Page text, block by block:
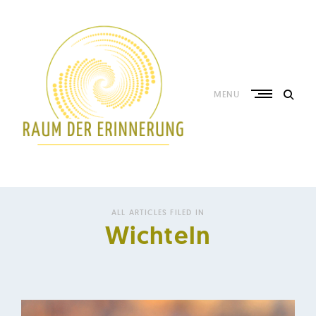
u
MENU
ALL ARTICLES FILED IN
Wichteln